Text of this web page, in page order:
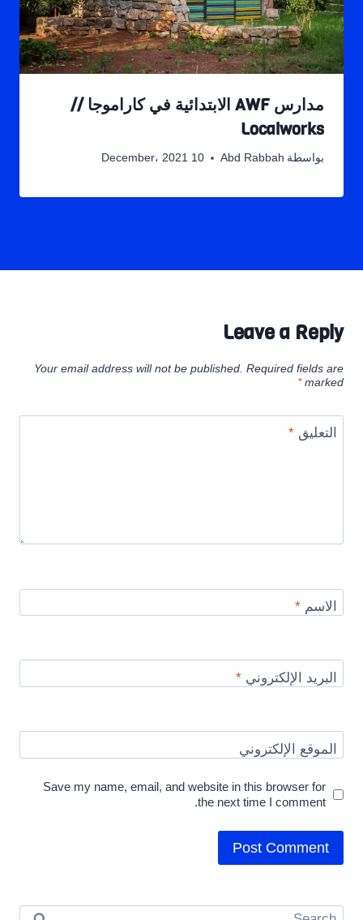
مدارس AWF الابتدائية في كاراموجا //
Localworks
بواسطة Abd Rabbah 10 December، 2021
Leave a Reply
Your email address will not be published. Required fields are
marked
*
التعليق*
الاسم*
البريد الإلكتروني*
الموقع الإلكتروني
Save my name, email, and website in this browser for
the next time I comment.
Search